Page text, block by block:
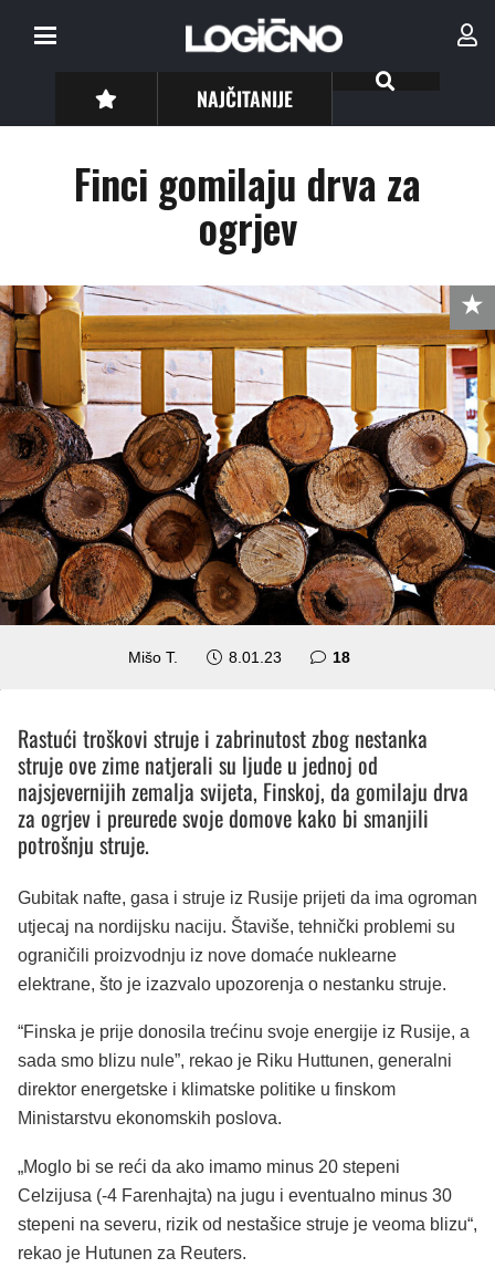
NAJČITANIJE
Finci gomilaju drva za
ogrjev
Mišo T. 8.01.23 18komentara
Rastući troškovi struje i zabrinutost zbog nestanka
struje ove zime natjerali su ljude u jednoj od
najsjevernijih zemalja svijeta, Finskoj, da gomilaju drva
za ogrjev i preurede svoje domove kako bi smanjili
potrošnju struje.
Gubitak nafte, gasa i struje iz Rusije prijeti da ima ogroman
utjecaj na nordijsku naciju. Štaviše, tehnički problemi su
ograničili proizvodnju iz nove domaće nuklearne
elektrane, što je izazvalo upozorenja o nestanku struje.
“Finska je prije donosila trećinu svoje energije iz Rusije, a
sada smo blizu nule”, rekao je Riku Huttunen, generalni
direktor energetske i klimatske politike u finskom
Ministarstvu ekonomskih poslova.
„Moglo bi se reći da ako imamo minus 20 stepeni
Celzijusa (-4 Farenhajta) na jugu i eventualno minus 30
stepeni na severu, rizik od nestašice struje je veoma blizu“,
rekao je Hutunen za Reuters.